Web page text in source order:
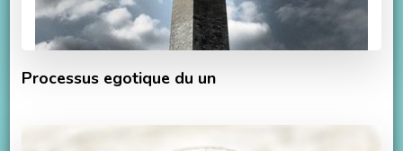
Processus egotique du un